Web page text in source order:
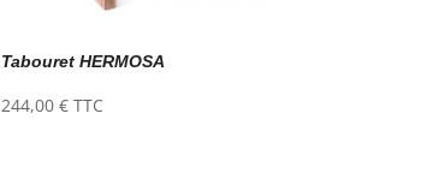
Tabouret HERMOSA
244,00 € TTC